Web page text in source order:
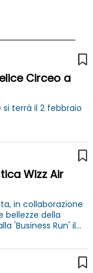
Circeo a
terrà il 2 febbraio
Wizz Air
in collaborazione
bellezze della
'Business Run' il
dei manager